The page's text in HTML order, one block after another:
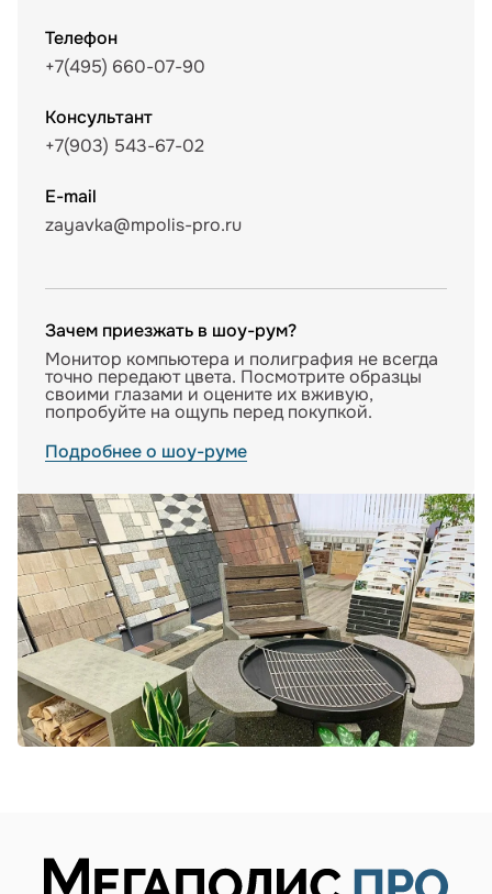
Телефон
+7(495) 660-07-90
Консультант
+7(903) 543-67-02
E-mail
zayavka@mpolis-pro.ru
Зачем приезжать в шоу-рум?
Монитор компьютера и полиграфия не всегда
точно передают цвета. Посмотрите образцы
своими глазами и оцените их вживую,
попробуйте на ощупь перед покупкой.
Подробнее о шоу-руме